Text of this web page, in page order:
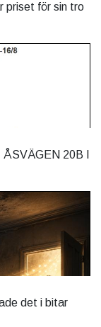
priset för sin tro
20B I
det i bitar